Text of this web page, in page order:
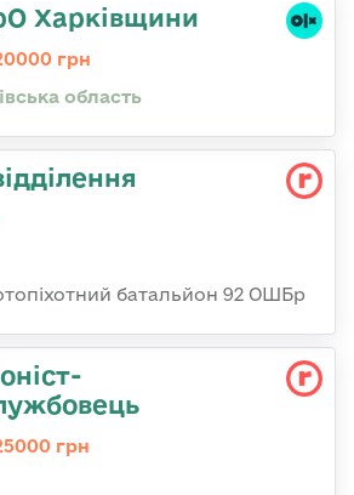
Харківщини
грн
область
батальйон 92 ОШБр
грн